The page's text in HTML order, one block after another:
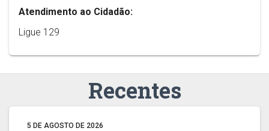
Atendimento ao Cidadão:
Ligue 129
Recentes
5 DE AGOSTO DE 2026